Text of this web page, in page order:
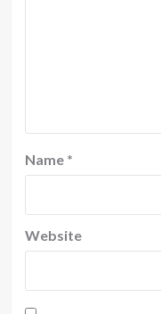
Name *
Website